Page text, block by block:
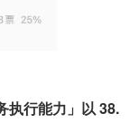
执行能力」以 38.